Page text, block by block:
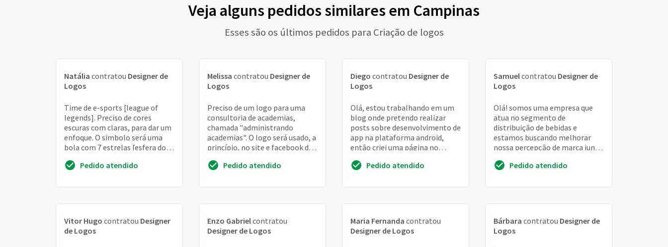
Veja alguns pedidos similares em Campinas
Esses são os últimos pedidos para Criação de logos
Natália contratou Designer de
Logos
Time de e-sports [league of
legends]. Preciso de cores
escuras com claras, para dar um
enfoque. O simbolo será uma
bola com 7 estrelas [esfera do
galacticos
Pedido atendido
Melissa contratou Designer de
Logos
Preciso de um logo para uma
consultoria de academias,
chamada "administrando
academias". O logo será usado, a
princípio, no site e facebook da
Pedido atendido
Diego contratou Designer de
Logos
Olá, estou trabalhando em um
blog onde pretendo realizar
posts sobre desenvolvimento de
app na plataforma android,
então criei uma página no
preciso de uma marca pa...
Pedido atendido
Samuelcontratou Designer de
Logos
Olá! somos uma empresa que
atua no segmento de
distribuição de bebidas e
estamos buscando melhorar
nossa percepção de marca junto
forma, gostaríamos de avaliar ...
Pedido atendido
Vitor Hugo contratou Designer
de Logos
Enzo Gabrielcontratou
Designer de Logos
Maria Fernanda contratou
Designer de Logos
Bárbara contratou Designer de
Logos